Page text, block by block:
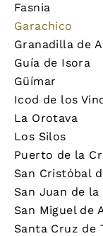
Fasnia
Garachico
Granadilla de
Guía de Isora
Güímar
Icod de los
La Orotava
Los Silos
Puerto de la
San Cristóbal
San Juan de la
San Miguel de
Santa Cruz de